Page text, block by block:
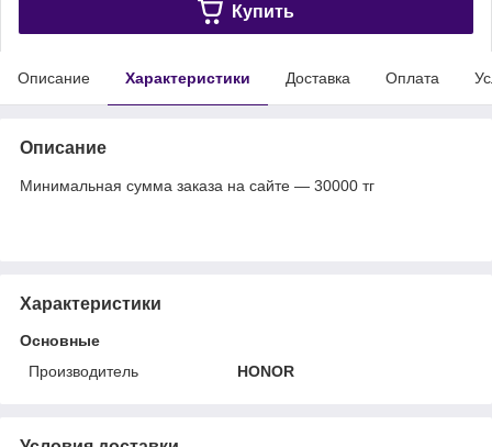
Купить
Описание Характеристики Доставка Оплата
Описание
Минимальная сумма заказа на сайте — 30000 тг
Характеристики
Основные
Производитель
HONOR